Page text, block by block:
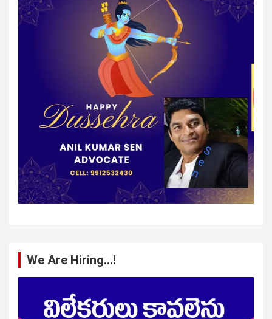
We Are Hiring…!